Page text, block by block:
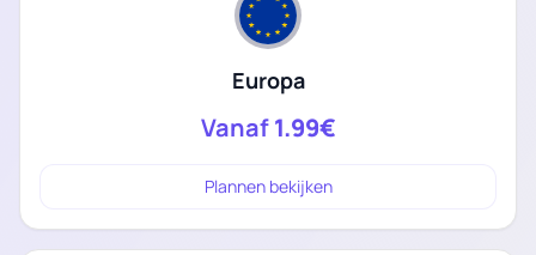
Europa
Vanaf1.99€
Plannen bekijken